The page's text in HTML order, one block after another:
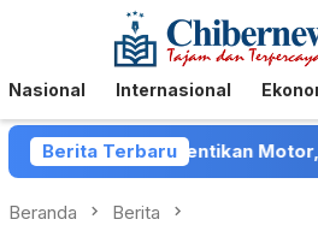
Menu
Mobile
Nasional Internasional
Berita Terbaru
Hentikan Motor, Pengendara
Beranda Berita